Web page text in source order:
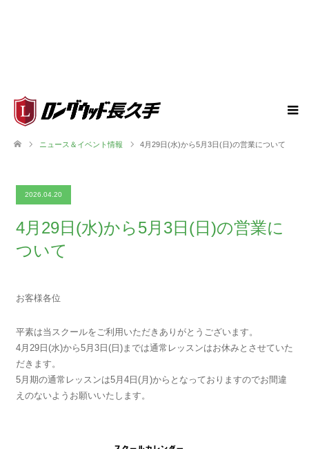
ニュース＆イベント情報 4月29日(水)から5月3日(日)の営業について
2026.04.20
4月29日(水)から5月3日(日)の営業に
ついて
お客様各位
平素は当スクールをご利用いただきありがとうございます。
4月29日(水)から5月3日(日)までは通常レッスンはお休みとさせていた
だきます。
5月期の通常レッスンは5月4日(月)からとなっておりますのでお間違
えのないようお願いいたします。